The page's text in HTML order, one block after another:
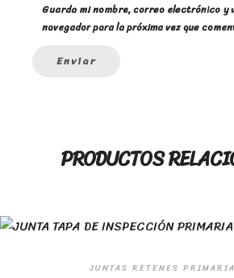
Guarda mi nombre, correo electrónico y
navegador para la próxima vez que
PRODUCTOS
JUNTAS RETENES